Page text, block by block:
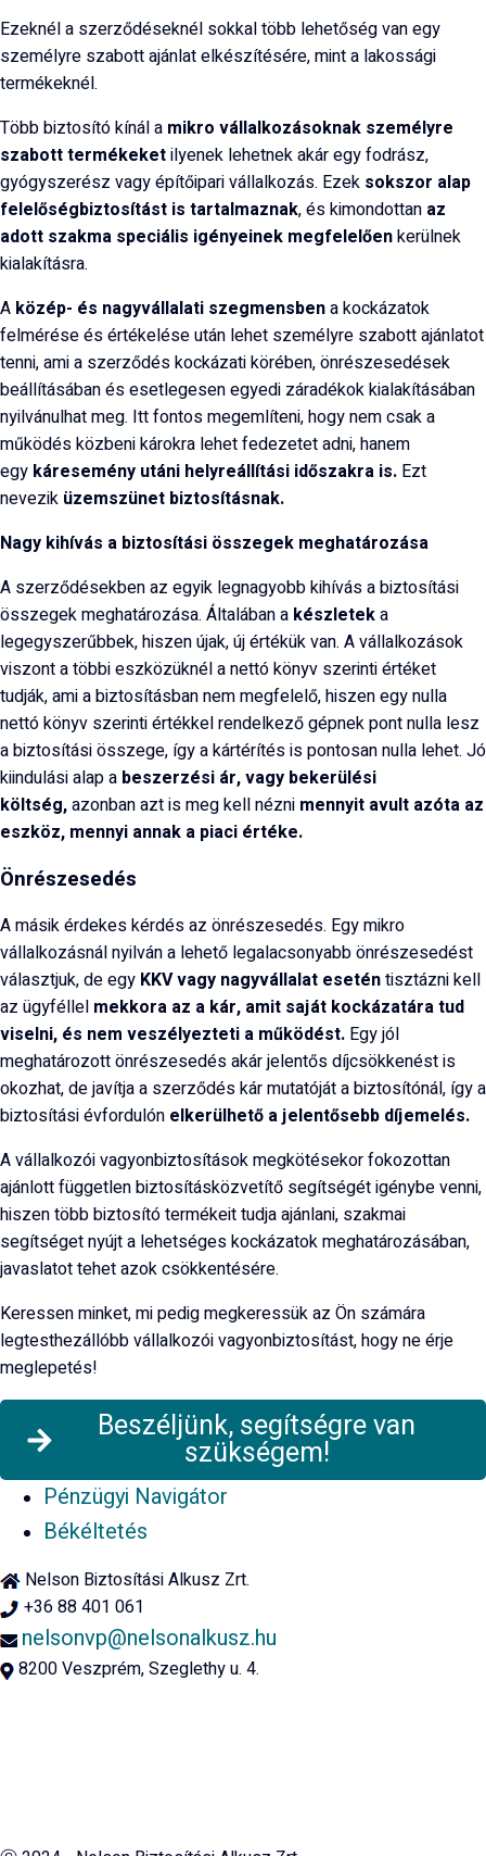
Ezeknél a szerződéseknél sokkal több lehetőség van egy
személyre szabott ajánlat elkészítésére, mint a lakossági
termékeknél.
Több biztosító kínál a mikro vállalkozásoknak személyre
szabott termékeketilyenek lehetnek akár egy fodrász,
gyógyszerész vagy építőipari vállalkozás. Ezek sokszor alap
felelőségbiztosítást is tartalmaznak, és kimondottan az
adott szakma speciális igényeinek megfelelőenkerülnek
kialakításra.
A közép- és nagyvállalati szegmensbena kockázatok
felmérése és értékelése után lehet személyre szabott ajánlatot
tenni, ami a szerződés kockázati körében, önrészesedések
beállításában és esetlegesen egyedi záradékok kialakításában
nyilvánulhat meg. Itt fontos megemlíteni, hogy nem csak a
működés közbeni károkra lehet fedezetet adni, hanem
egy káresemény utáni helyreállítási időszakra is. Ezt
nevezik üzemszünet biztosításnak.
Nagy kihívás a biztosítási összegek meghatározása
A szerződésekben az egyik legnagyobb kihívás a biztosítási
összegek meghatározása. Általában a készleteka
legegyszerűbbek, hiszen újak, új értékük van. A vállalkozások
viszont a többi eszközüknél a nettó könyv szerinti értéket
tudják, ami a biztosításban nem megfelelő, hiszen egy nulla
nettó könyv szerinti értékkel rendelkező gépnek pont nulla lesz
a biztosítási összege, így a kártérítés is pontosan nulla lehet. Jó
kiindulási alap a beszerzési ár, vagy bekerülési
költség,azonban azt is meg kell nézni mennyit avult azóta az
eszköz, mennyi annak a piaci értéke.
Önrészesedés
A másik érdekes kérdés az önrészesedés. Egy mikro
vállalkozásnál nyilván a lehető legalacsonyabb önrészesedést
választjuk, de egy KKV vagy nagyvállalat eseténtisztázni kell
az ügyféllel mekkora az a kár, amit saját kockázatára tud
viselni, és nem veszélyezteti a működést. Egy jól
meghatározott önrészesedés akár jelentős díjcsökkenést is
okozhat, de javítja a szerződés kár mutatóját a biztosítónál, így a
biztosítási évfordulón elkerülhető a jelentősebb díjemelés.
A vállalkozói vagyonbiztosítások megkötésekor fokozottan
ajánlott független biztosításközvetítő segítségét igénybe venni,
hiszen több biztosító termékeit tudja ajánlani, szakmai
segítséget nyújt a lehetséges kockázatok meghatározásában,
javaslatot tehet azok csökkentésére.
Keressen minket, mi pedig megkeressük az Ön számára
legtesthezállóbb vállalkozói vagyonbiztosítást, hogy ne érje
meglepetés!
Beszéljünk, segítségre van
szükségem!
Pénzügyi Navigátor
Békéltetés
Nelson Biztosítási Alkusz Zrt.
+36 88 401 061
nelsonvp@nelsonalkusz.hu
8200 Veszprém, Szeglethy u. 4.